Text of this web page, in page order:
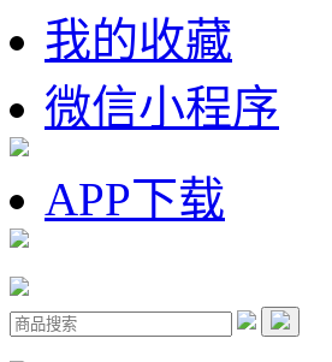
我的收藏
微信小程序
APP下载